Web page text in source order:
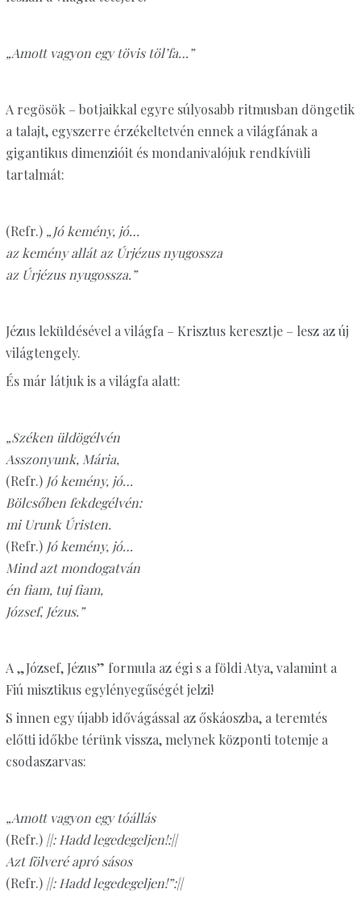
„Amott vagyon egy tövis töl’fa…”
A regösök – botjaikkal egyre súlyosabb ritmusban döngetik
a talajt, egyszerre érzékeltetvén ennek a világfának a
gigantikus dimenzióit és mondanivalójuk rendkívüli
tartalmát:
(Refr.) „Jó kemény, jó…
az kemény allát az Úrjézus nyugossza
az Úrjézus nyugossza.”
Jézus leküldésével a világfa – Krisztus keresztje – lesz az új
világtengely.
És már látjuk is a világfa alatt:
„Széken üldögélvén
Asszonyunk, Mária,
(Refr.) Jó kemény, jó…
Bölcsőben fekdegélvén:
mi Urunk Úristen.
(Refr.) Jó kemény, jó…
Mind azt mondogatván
én fiam, tuj fiam,
József, Jézus.”
A „József, Jézus” formula az égi s a földi Atya, valamint a
Fiú misztikus egylényegűségét jelzi!
S innen egy újabb idővágással az őskáoszba, a teremtés
előtti időkbe térünk vissza, melynek központi totemje a
csodaszarvas:
„Amott vagyon egy tóállás
(Refr.)||: Hadd legedegeljen!:||
Azt fölveré apró sásos
(Refr.)||: Hadd legedegeljen!”:||